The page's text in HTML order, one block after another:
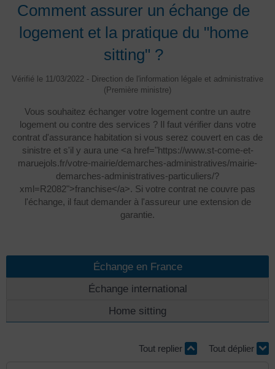
Comment assurer un échange de
logement et la pratique du "home
sitting" ?
Vérifié le 11/03/2022 - Direction de l'information légale et administrative
(Première ministre)
Vous souhaitez échanger votre logement contre un autre
logement ou contre des services ? Il faut vérifier dans votre
contrat d'assurance habitation si vous serez couvert en cas de
sinistre et s'il y aura une <a href="https://www.st-come-et-
maruejols.fr/votre-mairie/demarches-administratives/mairie-
demarches-administratives-particuliers/?
xml=R2082">franchise</a>. Si votre contrat ne couvre pas
l'échange, il faut demander à l'assureur une extension de
garantie.
Échange en France
Échange international
Home sitting
Tout replier Tout déplier